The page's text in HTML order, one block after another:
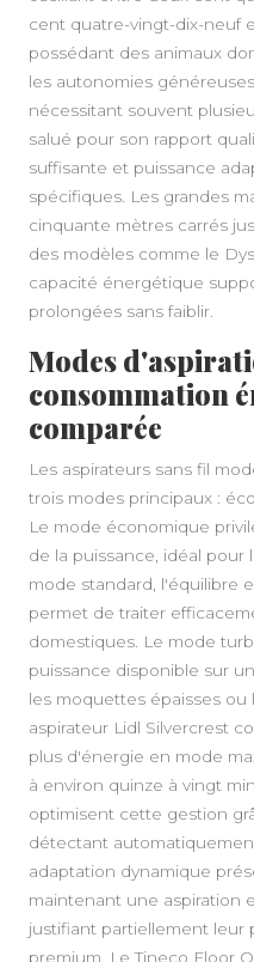
cent quatre-vingt-dix-neuf
possédant des animaux
les autonomies
nécessitant souvent
salué pour son rapport
suffisante et puissance
spécifiques. Les grandes
cinquante mètres carrés
des modèles comme le
capacité énergétique
prolongées sans faiblir.
Modes
consommation
comparée
Les aspirateurs sans fil
trois modes principaux :
Le mode économique
de la puissance, idéal pour
mode standard, l'équilibre
permet de traiter
domestiques. Le mode
puissance disponible sur
les moquettes épaisses ou
aspirateur Lidl Silvercrest
plus d'énergie en mode
à environ quinze à vingt
optimisent cette gestion
détectant
adaptation dynamique
maintenant une aspiration
justifiant partiellement leur
premium. Le Tineco Floor